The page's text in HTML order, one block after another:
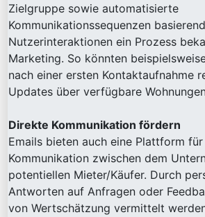
Zielgruppe sowie automatisierte
Kommunikationssequenzen
Nutzerinteraktionen ein Prozess
Marketing. So könnten
nach einer ersten Kontaktaufnahme
Updates über verfügbare
Direkte Kommunikation fördern
Emails bieten auch eine Plattform
Kommunikation zwischen dem
potentiellen Mieter/Käufer. Durch
Antworten auf Anfragen oder
von Wertschätzung vermittelt